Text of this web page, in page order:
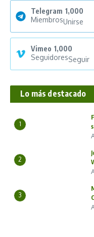
Telegram 1,000
MiembrosUnirse
Vimeo 1,000
SeguidoresSeguir
Lo más destacado
1
2
3